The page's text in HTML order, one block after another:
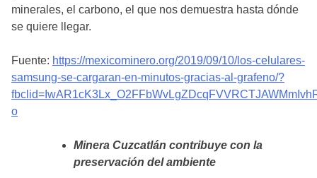
minerales, el carbono, el que nos demuestra hasta dónde
se quiere llegar.
Fuente: https://mexicominero.org/2019/09/10/los-celulares-
samsung-se-cargaran-en-minutos-gracias-al-grafeno/?
o
Minera Cuzcatlán contribuye con la
preservación del ambiente